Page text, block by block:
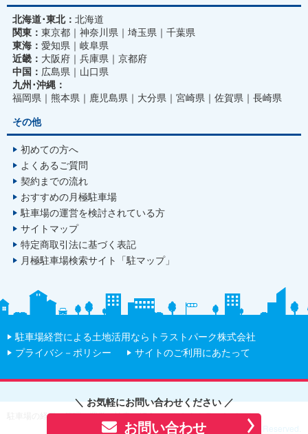
＼ お気軽にお問い合わせください ／
お問い合わせ
北海道･東北： 北海道
関東： 東京都 神奈川県 埼玉県
千葉県
東海： 愛知県
岐阜県
近畿： 大阪府 兵庫県
京都府
中国： 広島県
山口県
九州･沖縄：
福岡県
熊本県 鹿児島県 大分県 宮崎県 佐賀県
長崎県
その他
初めての方へ
よくあるご質問
契約までの流れ
おすすめの月極駐車場
駐車場の運営を検討されている方
サイトマップ
特定商取引法に基づく表記
月極駐車場検索サイト「駐マップ」
駐車場経営による土地活用ならトラストパーク株式会社
プライバシ－ポリシー
サイトのご利用にあたって
駐車場の経営、管理・運営・検索・紹介のことならトラストパーク
Copyright (C) TRUST PARK Co., Ltd ALL Rights Reserved.